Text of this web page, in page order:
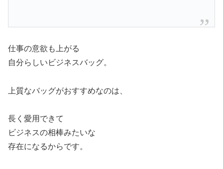
仕事の意欲も上がる
自分らしいビジネスバッグ。
上質なバッグがおすすめなのは、
長く愛用できて
ビジネスの相棒みたいな
存在になるからです。